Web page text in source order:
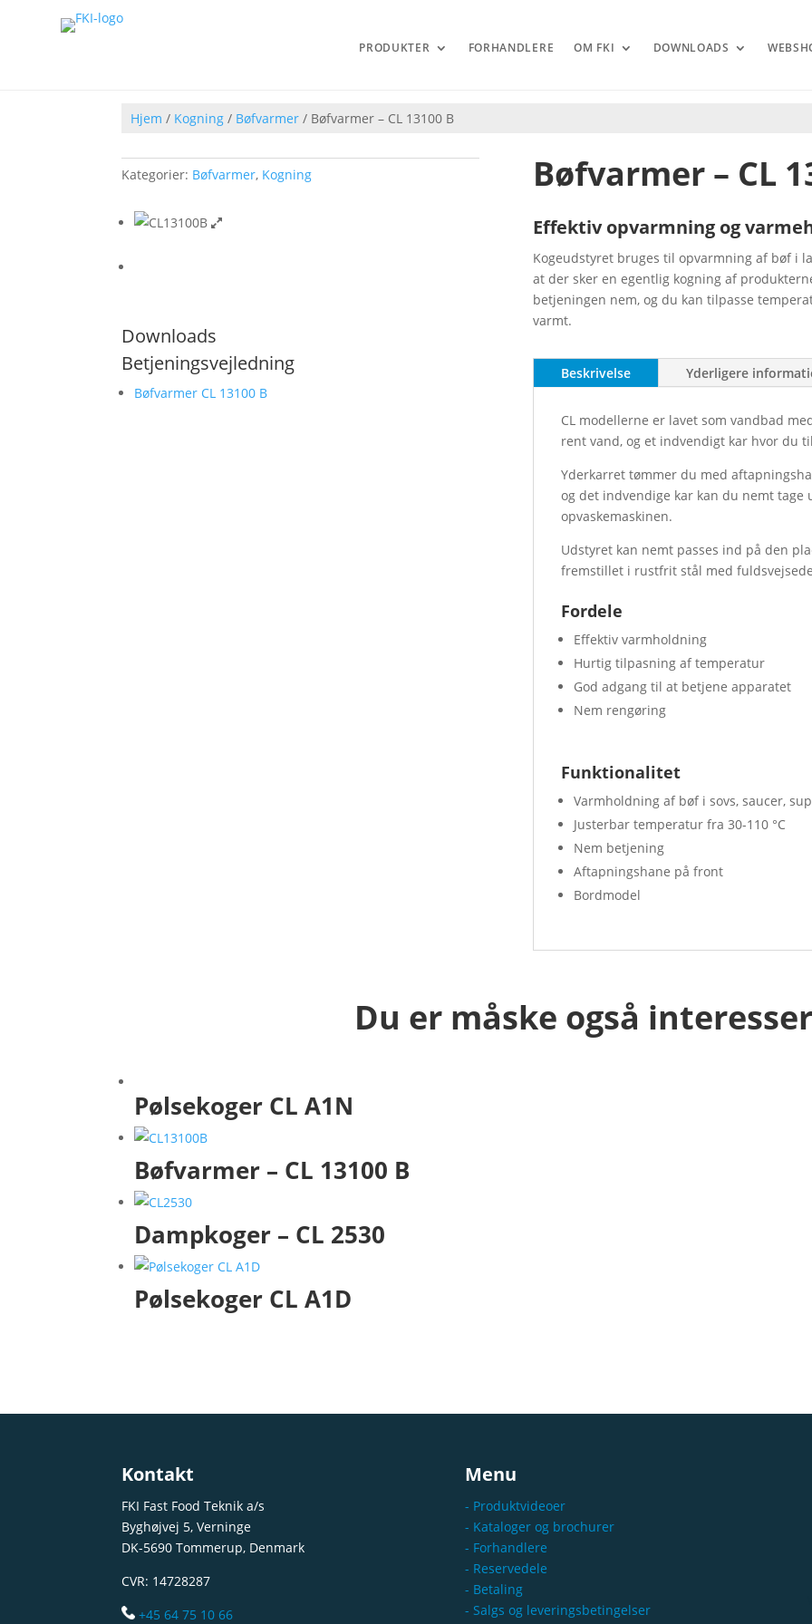
PRODUKTER FORHANDLERE OM FKI DOWNLOADS
Hjem / Kogning / Bøfvarmer / Bøfvarmer – CL 13100 B
Kategorier: Bøfvarmer, Kogning
Downloads
Betjeningsvejledning
Bøfvarmer CL 13100 B
Bøfvarmer – CL
Effektiv opvarmning og
Kogeudstyret bruges til opvarmning af bøf i
at der sker en egentlig kogning af
betjeningen nem, og du kan tilpasse
varmt.
Beskrivelse Yderligere
CL modellerne er lavet som vandbad
rent vand, og et indvendigt kar hvor du
Yderkarret tømmer du med
og det indvendige kar kan du nemt tage
opvaskemaskinen.
Udstyret kan nemt passes ind på den
fremstillet i rustfrit stål med
Fordele
Effektiv varmholdning
Hurtig tilpasning af temperatur
God adgang til at betjene apparatet
Nem rengøring
Funktionalitet
Varmholdning af bøf i sovs, saucer,
Justerbar temperatur fra 30-110 °C
Nem betjening
Aftapningshane på front
Bordmodel
Du er måske også
Pølsekoger CL A1N
Bøfvarmer – CL 13100 B
Dampkoger – CL 2530
Pølsekoger CL A1D
Kontakt
FKI Fast Food Teknik a/s
Byghøjvej 5, Verninge
DK-5690 Tommerup, Denmark
CVR: 14728287
+45 64 75 10 66
Menu
- Produktvideoer
- Kataloger og brochurer
- Forhandlere
- Reservedele
- Betaling
- Salgs og leveringsbetingelser